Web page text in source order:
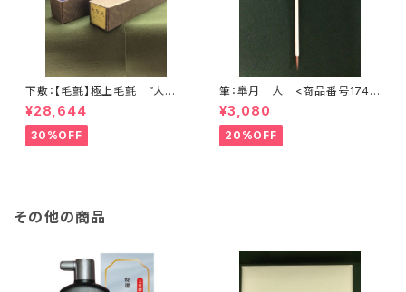
下敷：【毛氈】極上毛氈 ”大聖
武” 2500×900mm (2尺×8尺
判) 紺３ミリ <商品番号136
8>
¥28,644
30%OFF
筆：皐月 大 <商品番号1748
>
¥3,080
20%OFF
その他の商品